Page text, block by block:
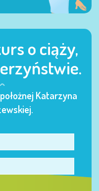
o ciąży,
Katarzyna